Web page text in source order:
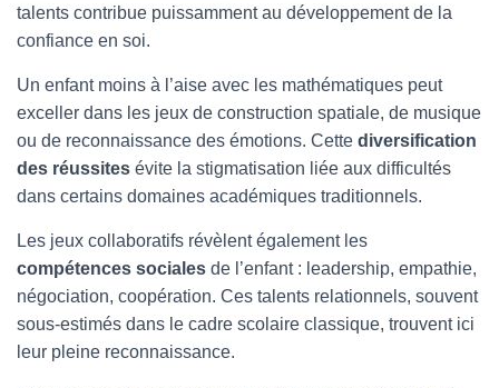
talents contribue puissamment au développement de la
confiance en soi.
Un enfant moins à l’aise avec les mathématiques peut
exceller dans les jeux de construction spatiale, de musique
ou de reconnaissance des émotions. Cette diversification
des réussites évite la stigmatisation liée aux difficultés
dans certains domaines académiques traditionnels.
Les jeux collaboratifs révèlent également les
compétences sociales de l’enfant : leadership, empathie,
négociation, coopération. Ces talents relationnels, souvent
sous-estimés dans le cadre scolaire classique, trouvent ici
leur pleine reconnaissance.